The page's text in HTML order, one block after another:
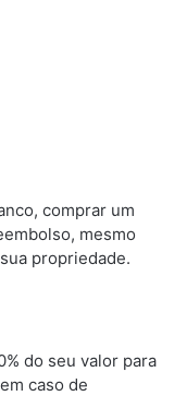
comprar um
mesmo
propriedade.
do seu valor para
caso de